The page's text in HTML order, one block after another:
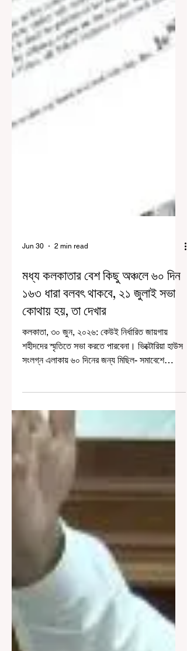
মধ্য কলকাতার বেশ কিছু অঞ্চলে ৬০ দিন
১৬৩ ধারা বলবৎ থাকবে, ২১ জুলাই সভা
কোথায় হয়, তা দেখার
কলকাতা, ৩০ জুন, ২০২৬: কেউই নির্ধারিত জায়গায়
শহীদদের স্মৃতিতে সভা করতে পারবেনা। ভিক্টোরিয়া হাউস
ধর্মতলায় ভিক্টোরিয়া হাউসের সামনে ২১ জুলাইয়ের শহিদ
সমাবেশ করে তৃণমূল। কিন্তু এ বার ওই চত্বরে ভারতীয়
ন্যায় সংহিতার ১৬৩ ধারা (যা ছিল ১৪৪ ধারা) জারি করল
পুলিশ। ৬০ দিন এই ধারা বলবৎ থাকবে। এই সময়ে
কোনও জমায়েত করা যাবে না। কলকাতার পুলিশ কমিশনার
অজয় নন্দা মঙ্গলবার এই নির্দেশিকা জারি করেছেন।